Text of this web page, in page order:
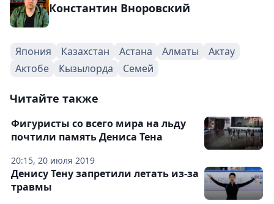
Константин Вноровский
Япония Казахстан Астана Алматы
Актау
Актобе
Кызылорда Семей
Читайте также
20:15, 20 июля 2019
Фигуристы со всего мира на льду
почтили память Дениса Тена
Денису Тену запретили летать из-за
травмы